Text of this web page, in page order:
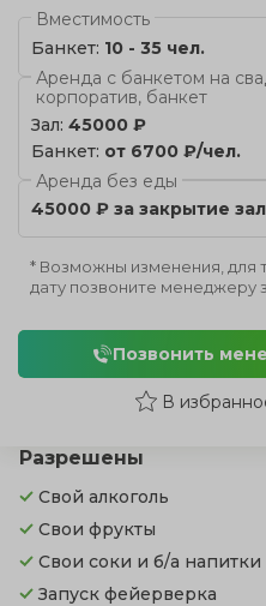
Разрешены
Свой алкоголь
Свои фрукты
Свои соки и б/а напитки
Запуск фейерверка
Вместимость
Банкет: 10 - 35 чел.
Аренда с банкетом на
корпоратив, банкет
Зал: 45000 ₽
Банкет: от 6700 ₽/чел.
Аренда без еды
45000 ₽ за закрытие
* Возможны изменения, для
дату позвоните менеджеру
Позвонить